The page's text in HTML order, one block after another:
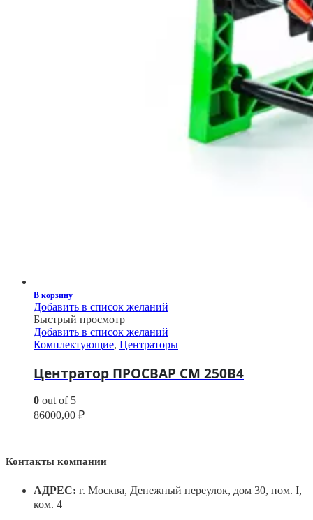
В корзину
Добавить в список желаний
Быстрый просмотр
Добавить в список желаний
Комплектующие, Центраторы
Центратор ПРОСВАР СМ 250В4
0 out of 5
86000,00 ₽
Контакты компании
АДРЕС: г. Москва, Денежный переулок, дом 30, пом. I,
ком. 4